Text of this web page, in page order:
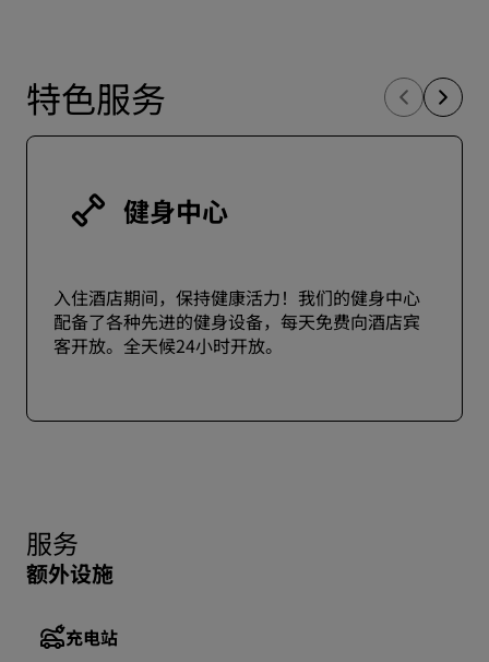
特色服务
健身中心
入住酒店期间，保持健康活力！我们的健身中心
配备了各种先进的健身设备，每天免费向酒店宾
客开放。全天候24小时开放。
服务
额外设施
充电站